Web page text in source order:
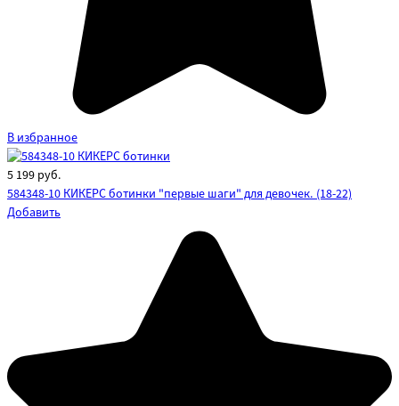
В избранное
5 199 руб.
584348-10 КИКЕРС ботинки "первые шаги" для девочек. (18-22)
Добавить